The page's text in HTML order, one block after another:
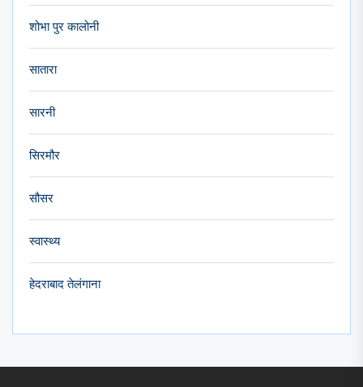
शोभा पुर कालोनी
सातारा
सारनी
सिरमौर
सौसर
स्वास्थ्य
हेदराबाद तेलंगाना